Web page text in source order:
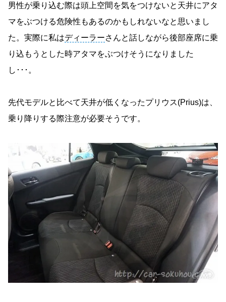
男性が乗り込む際は頭上空間を気をつけないと天井にアタ
マをぶつける危険性もあるのかもしれないなと思いまし
た。実際に私はディーラーさんと話しながら後部座席に乗
り込もうとした時アタマをぶつけそうになりました
し･･･。
先代モデルと比べて天井が低くなったプリウス(Prius)は、
乗り降りする際注意が必要そうです。